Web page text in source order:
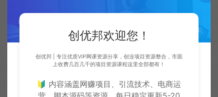
创优邦欢迎您！
创优邦 | 专注优质VIP网课资源分享，创业项目资源整合，市面
上收费几百几千的项目资源课程这里全部都有！
🔰 内容涵盖网赚项目、引流技术、电商运